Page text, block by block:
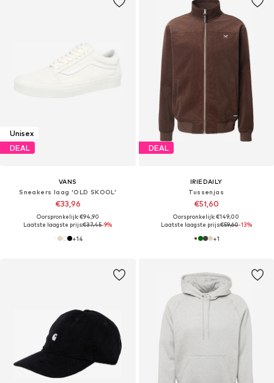
Unisex
DEAL
VANS
Sneakers laag 'OLD SKOOL'
€33,96
Oorspronkelijk: €94,90
Laatste laagste prijs:€37,45-9%
+14
DEAL
IRIEDAILY
Tussenjas
€51,60
Oorspronkelijk: €149,00
Laatste laagste prijs:€59,60-13%
+1